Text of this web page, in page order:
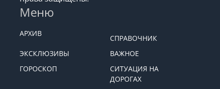
© 2008-2026 Новости Оренбурга Orenday. Все
права защищены.
Меню
АРХИВ
СПРАВОЧНИК
ЭКСКЛЮЗИВЫ
ВАЖНОЕ